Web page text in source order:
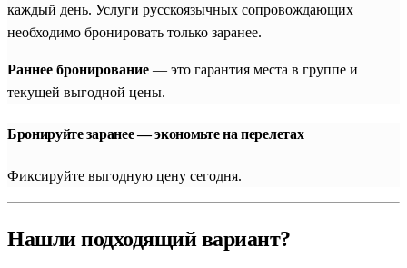
каждый день. Услуги русскоязычных сопровождающих
необходимо бронировать только заранее.
Раннее бронирование — это гарантия места в группе и
текущей выгодной цены.
Бронируйте заранее — экономьте на перелетах
Фиксируйте выгодную цену сегодня.
Нашли подходящий вариант?